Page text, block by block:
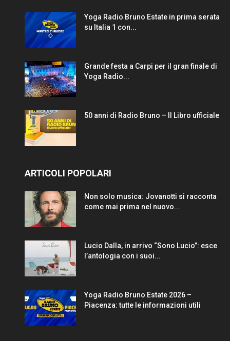
Yoga Radio Bruno Estate in prima serata
su Italia 1 con...
Grande festa a Carpi per il gran finale di
Yoga Radio...
50 anni di Radio Bruno – Il Libro ufficiale
ARTICOLI POPOLARI
Non solo musica: Jovanotti si racconta
come mai prima nel nuovo...
Lucio Dalla, in arrivo “Sono Lucio”: esce
l’antologia con i suoi...
Yoga Radio Bruno Estate 2026 –
Piacenza: tutte le informazioni utili